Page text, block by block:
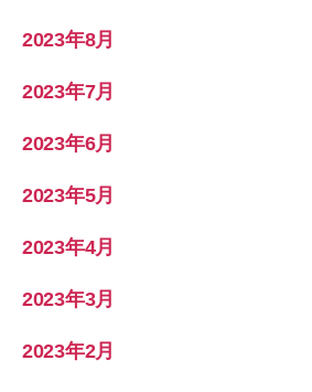
2023年8月
2023年7月
2023年6月
2023年5月
2023年4月
2023年3月
2023年2月